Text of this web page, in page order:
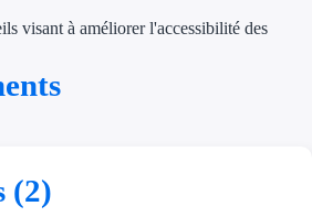
Aides Région
visant à améliorer l'accessibilité des
(2)